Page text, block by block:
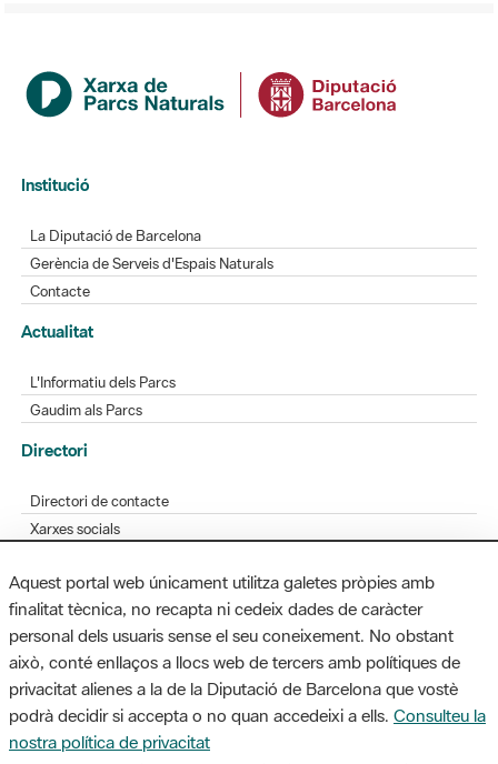
Institució
La Diputació de Barcelona
Gerència de Serveis d'Espais Naturals
Contacte
Actualitat
L'Informatiu dels Parcs
Gaudim als Parcs
Directori
Directori de contacte
Xarxes socials
Bústia de suggeriments
Opineu sobre els parcs
MAPA WEB AVÍS LEGAL ACCESSIBILITAT
Aquest portal web únicament utilitza galetes pròpies amb
finalitat tècnica, no recapta ni cedeix dades de caràcter
personal dels usuaris sense el seu coneixement. No obstant
això, conté enllaços a llocs web de tercers amb polítiques de
privacitat alienes a la de la Diputació de Barcelona que vostè
podrà decidir si accepta o no quan accedeixi a ells. Consulteu la
nostra política de privacitat